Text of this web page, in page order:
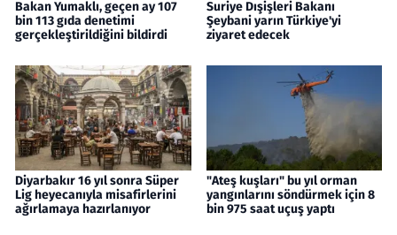
Bakan Yumaklı, geçen ay 107
bin 113 gıda denetimi
gerçekleştirildiğini bildirdi
Suriye Dışişleri Bakanı
Şeybani yarın Türkiye'yi
ziyaret edecek
Diyarbakır 16 yıl sonra Süper
Lig heyecanıyla misafirlerini
ağırlamaya hazırlanıyor
"Ateş kuşları" bu yıl orman
yangınlarını söndürmek için 8
bin 975 saat uçuş yaptı